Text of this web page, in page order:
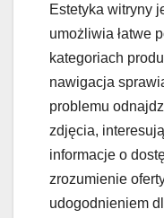
Estetyka witryny
umożliwia łatwe
kategoriach
nawigacja
problemu
zdjęcia,
informacje o
zrozumienie
udogodnieniem